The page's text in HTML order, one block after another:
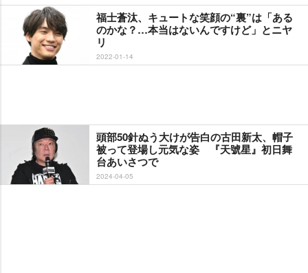
福士蒼汰、キュートな笑顔の“裏”は「ある
のかな？…本当はないんですけど」とニヤ
リ
2022-01-14
頭部50針ぬう大けが告白の古田新太、帽子
被って登場し元気な姿 『天號星』初日舞
台あいさつで
2024-04-05